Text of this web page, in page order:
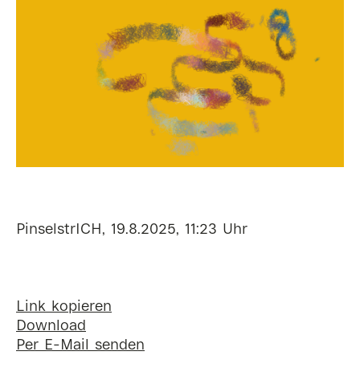
PinselstrICH, 19.8.2025, 11:23 Uhr
Link kopieren
Download
Per E-Mail senden